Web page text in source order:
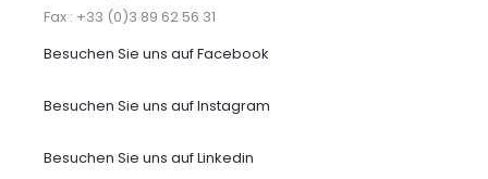
Fax : +33 (0)3 89 62 56 31
Besuchen Sie uns aufFacebook
Besuchen Sie uns auf Instagram
Besuchen Sie uns auf Linkedin